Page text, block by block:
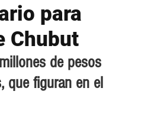
para
Chubut
de pesos
que figuran en el